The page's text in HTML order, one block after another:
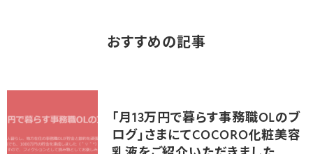
おすすめの記事
「月13万円で暮らす事務職OLのブ
ログ」さまにてCOCORO化粧美容